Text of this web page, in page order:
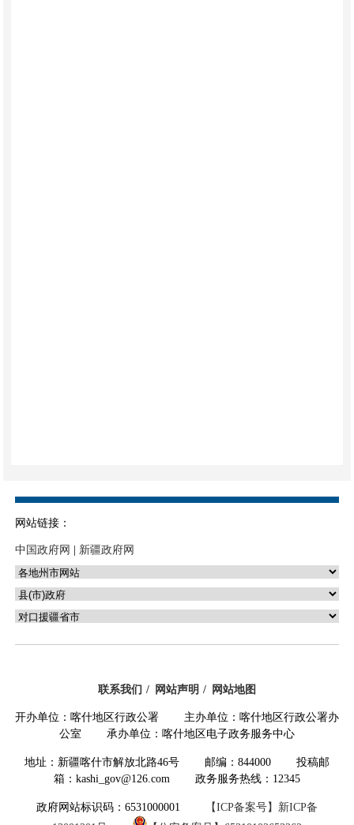
网站链接：
中国政府网 新疆政府网
联系我们 网站声明 网站地图
开办单位：喀什地区行政公署 主办单位：喀什地区行政公署办
公室 承办单位：喀什地区电子政务服务中心
地址：新疆喀什市解放北路46号 邮编：844000 投稿邮
箱：kashi_gov@126.com 政务服务热线：12345
政府网站标识码：6531000001
【ICP备案号】新ICP备